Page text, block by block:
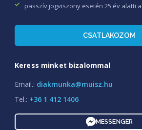
passzív jogviszony esetén 25 év alatti
CSATLAKOZOM
Keress minket bizalommal
Email.: diakmunka@muisz.hu
Tel.: +36 1 412 1406
MESSENGER